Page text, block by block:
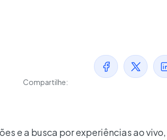
Compartilhe:
e a busca por experiências ao vivo,